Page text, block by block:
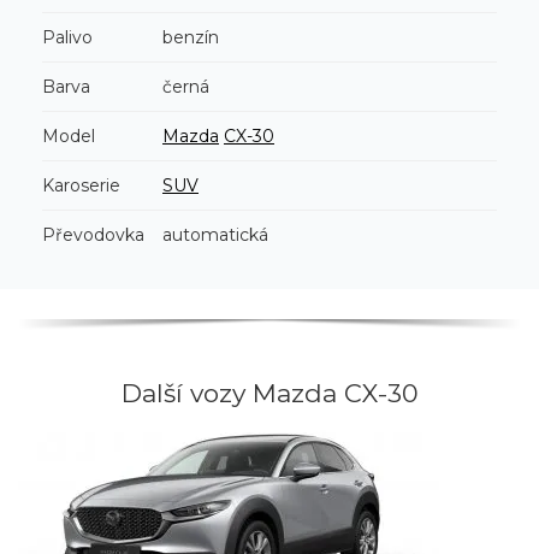
Palivo benzín
Barva černá
Model Mazda CX-30
Karoserie SUV
Převodovka automatická
Další vozy Mazda CX-30